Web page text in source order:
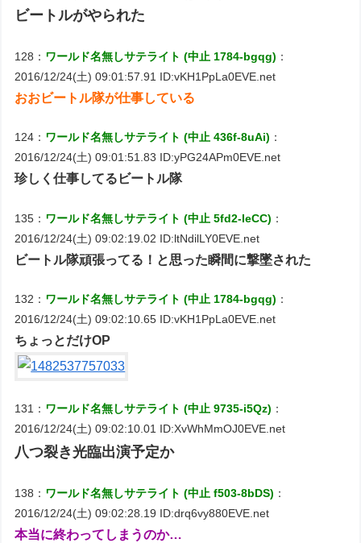
ビートルがやられた
128： ワールド名無しサテライト (中止 1784-bgqg) ：
2016/12/24(土) 09:01:57.91 ID:vKH1PpLa0EVE.net
おおビートル隊が仕事している
124： ワールド名無しサテライト (中止 436f-8uAi) ：
2016/12/24(土) 09:01:51.83 ID:yPG24APm0EVE.net
珍しく仕事してるビートル隊
135： ワールド名無しサテライト (中止 5fd2-IeCC) ：
2016/12/24(土) 09:02:19.02 ID:ltNdilLY0EVE.net
ビートル隊頑張ってる！と思った瞬間に撃墜された
132： ワールド名無しサテライト (中止 1784-bgqg) ：
2016/12/24(土) 09:02:10.65 ID:vKH1PpLa0EVE.net
ちょっとだけOP
131： ワールド名無しサテライト (中止 9735-i5Qz) ：
2016/12/24(土) 09:02:10.01 ID:XvWhMmOJ0EVE.net
八つ裂き光臨出演予定か
138： ワールド名無しサテライト (中止 f503-8bDS) ：
2016/12/24(土) 09:02:28.19 ID:drq6vy880EVE.net
本当に終わってしまうのか…